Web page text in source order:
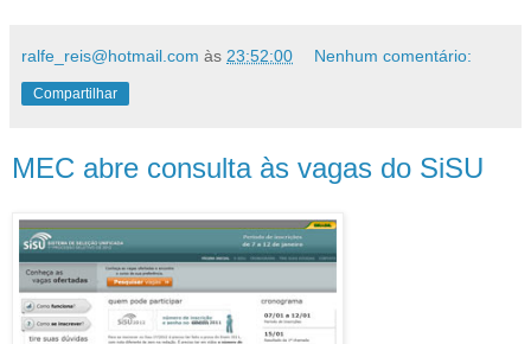
ralfe_reis@hotmail.com às 23:52:00 Nenhum comentário:
Compartilhar
MEC abre consulta às vagas do SiSU